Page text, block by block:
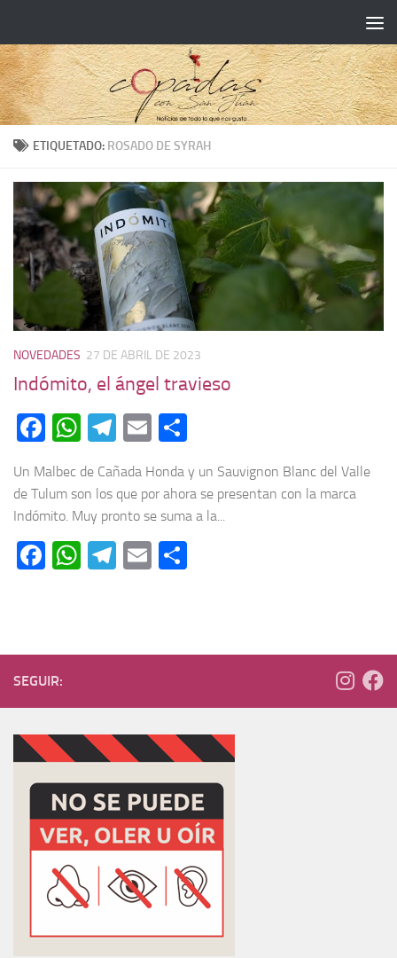
ETIQUETADO: ROSADO DE SYRAH
NOVEDADES 27 DE ABRIL DE 2023
Indómito, el ángel travieso
Facebook
WhatsApp
Telegram
Email
Un Malbec de Cañada Honda y un Sauvignon Blanc del Valle
de Tulum son los que por ahora se presentan con la marca
Indómito. Muy pronto se suma a la...
Facebook
WhatsApp
Telegram
Email
SEGUIR: